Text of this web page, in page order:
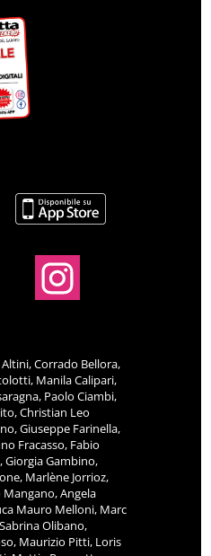
Corrado Bellora,
Manila Calipari,
Paolo Ciambi,
Christian Leo
Giuseppe Farinella,
Fracasso, Fabio
Giorgia Gambino,
Marlène Jorrioz,
Angela
Mauro Melloni, Marc
Olibano,
Maurizio Pitti, Loris